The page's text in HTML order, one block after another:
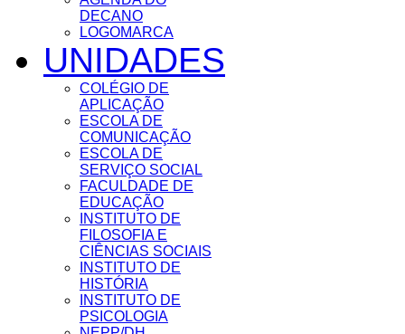
DECANO
LOGOMARCA
UNIDADES
COLÉGIO DE
APLICAÇÃO
ESCOLA DE
COMUNICAÇÃO
ESCOLA DE
SERVIÇO SOCIAL
FACULDADE DE
EDUCAÇÃO
INSTITUTO DE
FILOSOFIA E
CIÊNCIAS SOCIAIS
INSTITUTO DE
HISTÓRIA
INSTITUTO DE
PSICOLOGIA